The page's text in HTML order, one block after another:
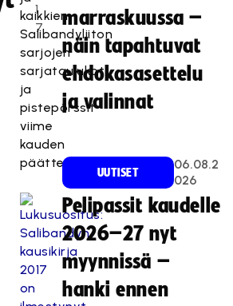
1
7
kaikkien
Salibandyliiton
sarjojen
sarjataulukot
ja
pistepörssit
viime
kauden
päätteeksi.
marraskuussa –
näin tapahtuvat
ehdokasasettelu
ja valinnat
UUTISET
06.08.2
026
Pelipassit kaudelle
2026–27 nyt
myynnissä –
hanki ennen